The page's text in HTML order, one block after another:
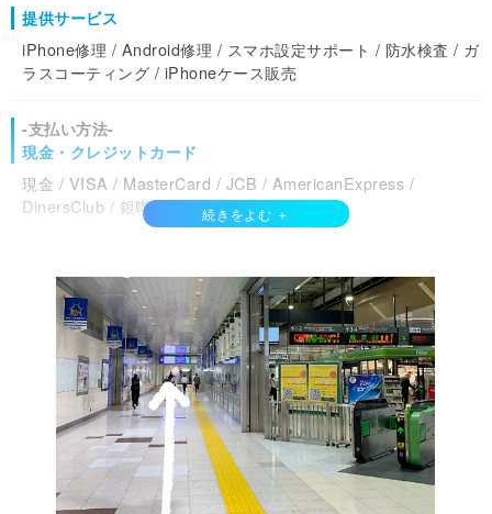
提供サービス
iPhone修理 / Android修理 / スマホ設定サポート / 防水検査 / ガ
ラスコーティング / iPhoneケース販売
-支払い方法-
現金・クレジットカード
現金 / VISA / MasterCard / JCB / AmericanExpress /
DinersClub / 銀聯カード / Discover /
QuicPay / WAON / 交通系IC /
QRコード決済
PayPay / d払い / auPay / 楽天ペイ / メルペイ /
その他支払い方法
エポスカード / 楽天カード /